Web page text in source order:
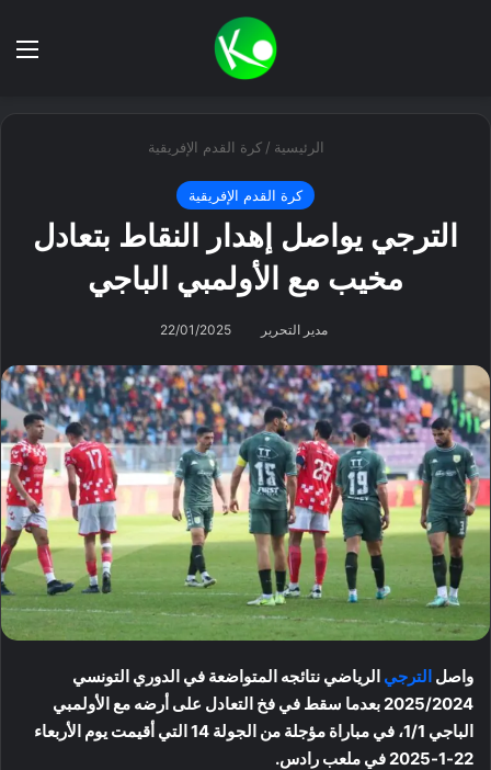
الرئيسية / كرة القدم الإفريقية
كرة القدم الإفريقية
الترجي يواصل إهدار النقاط بتعادل
مخيب مع الأولمبي الباجي
مدير التحرير 22/01/2025
واصل الترجي الرياضي نتائجه المتواضعة في الدوري التونسي
2025/2024 بعدما سقط في فخ التعادل على أرضه مع الأولمبي
الباجي 1/1، في مباراة مؤجلة من الجولة 14 التي أقيمت يوم الأربعاء
22-1-2025 في ملعب رادس.